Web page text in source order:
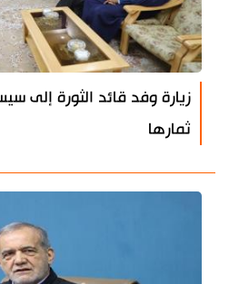
زيارة وفد قائد الثورة إلى
ثمارها